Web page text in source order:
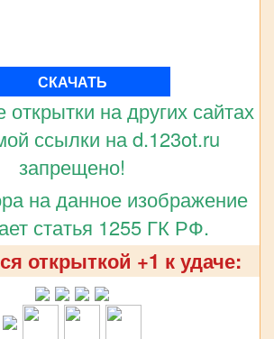
СКАЧАТЬ
на других сайтах
ссылки на d.123ot.ru
запрещено!
на данное изображение
статья 1255 ГК РФ.
открыткой +1 к удаче: